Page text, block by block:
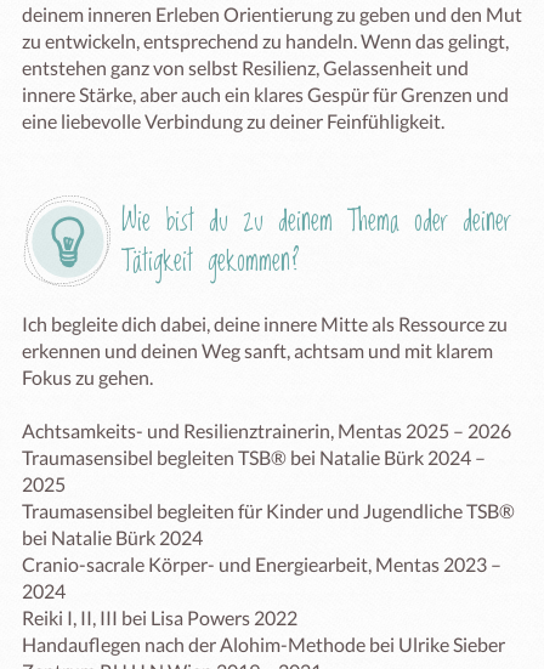
deinem inneren Erleben Orientierung zu geben und den Mut
zu entwickeln, entsprechend zu handeln. Wenn das gelingt,
entstehen ganz von selbst Resilienz, Gelassenheit und
innere Stärke, aber auch ein klares Gespür für Grenzen und
eine liebevolle Verbindung zu deiner Feinfühligkeit.
Wie bist du zu deinem Thema oder deiner
Tätigkeit gekommen?
Ich begleite dich dabei, deine innere Mitte als Ressource zu
erkennen und deinen Weg sanft, achtsam und mit klarem
Fokus zu gehen.
Achtsamkeits- und Resilienztrainerin, Mentas 2025 – 2026
Traumasensibel begleiten TSB® bei Natalie Bürk 2024 –
2025
Traumasensibel begleiten für Kinder und Jugendliche TSB®
bei Natalie Bürk 2024
Cranio-sacrale Körper- und Energiearbeit, Mentas 2023 –
2024
Reiki I, II, III bei Lisa Powers 2022
Handauflegen nach der Alohim-Methode bei Ulrike Sieber